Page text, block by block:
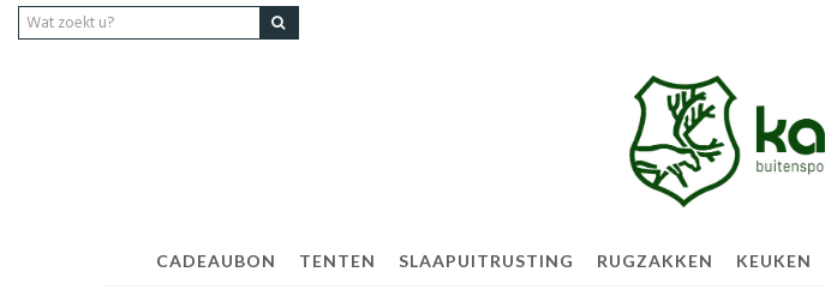
CADEAUBON TENTEN SLAAPUITRUSTING RUGZAKKEN KEUKEN